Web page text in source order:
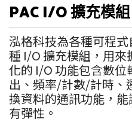
PAC I/O 擴充模組
泓格科技為各種可程
種 I/O 擴充模組，用來
化的 I/O 功能包含數
出、頻率/計數/計時、
換資料的通訊功能，
有彈性。